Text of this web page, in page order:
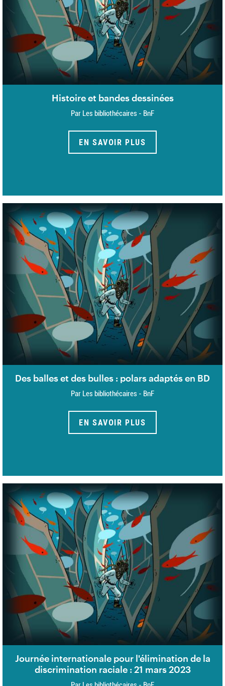
Histoire et bandes dessinées
Par Les bibliothécaires - BnF
EN SAVOIR PLUS
Des balles et des bulles : polars adaptés en BD
Par Les bibliothécaires - BnF
EN SAVOIR PLUS
Journée internationale pour l'élimination de la
discrimination raciale : 21 mars 2023